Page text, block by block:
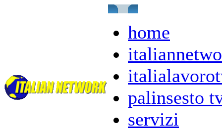
home
palinsesto
servizi